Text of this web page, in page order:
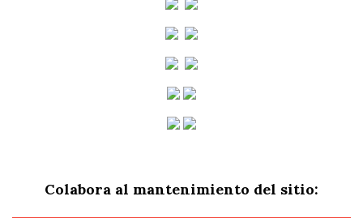
Colabora al mantenimiento del sitio: